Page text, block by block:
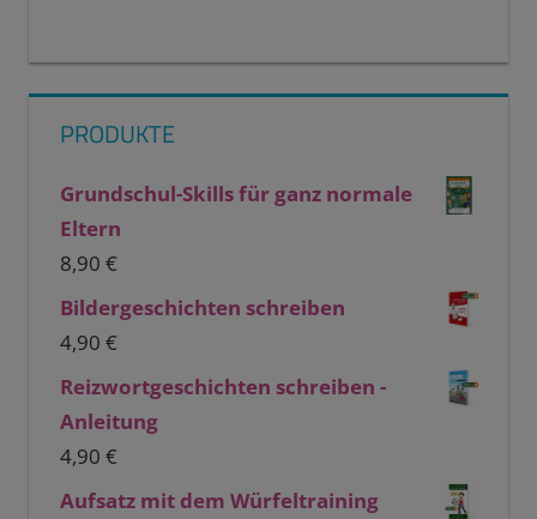
PRODUKTE
Grundschul-Skills für ganz normale
Eltern
8,90 €
Bildergeschichten schreiben
4,90 €
Reizwortgeschichten schreiben -
Anleitung
4,90 €
Aufsatz mit dem Würfeltraining